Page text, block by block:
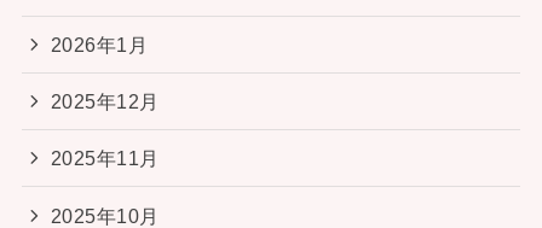
2026年1月
2025年12月
2025年11月
2025年10月